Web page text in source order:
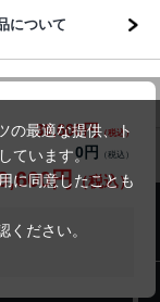
39,600円
0円
円
について
について
の最適な提供、ト
ています。
に同意したことも
ください。